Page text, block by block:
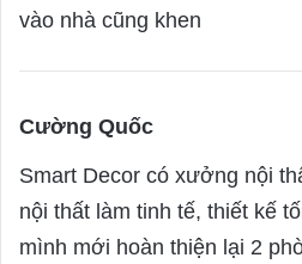
:
vào nhà cũng khen
Cường Quốc
a
y
s
Smart Decor có xưởng nội
nội thất làm tinh tế, thiết kế
mình mới hoàn thiện lại 2